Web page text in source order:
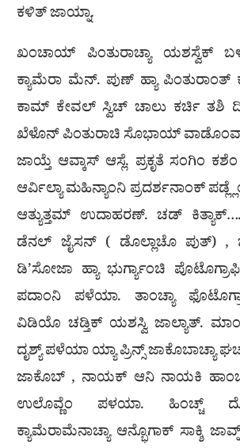
ಕಳಿತ್ ಜಾಯ್ನಾ.
ಖಂಚಾಯ್ ಪಿಂತುರಾಚ್ಯಾ ಯಶಸ್ವೆಕ್
ಕ್ಯಾಮೆರಾ ಮೆನ್. ಪುಣ್ ಹ್ಯಾ ಪಿಂತುರಾಂತ್
ಕಾಮ್ ಕೇವಲ್ ಸ್ವಿಚ್ ಚಾಲು ಕರ್ಚಿ ತಶಿ
ಖೆಳೊನ್ ಪಿಂತುರಾಚಿ ಸೊಭಾಯ್
ಜಾಯ್ತೆ ಆವ್ಕಾಸ್ ಆಸ್ಲೆ. ಪ್ರಕೃತೆ ಸಂಗಿಂ
ಆರ್ವಿಲ್ಯಾ ಮಹಿನ್ಯಾಂನಿ ಪ್ರದರ್ಶನಾಂಕ್
ಆತ್ಯುತ್ತಮ್ ಉದಾಹರಣ್. ಚಡ್
ಡೆನಲ್ ಜೈಸನ್ ( ಡೊಲ್ಲಾಚೊ
ಡಿ’ಸೋಜಾ ಹ್ಯಾ ಭುರ್ಗ್ಯಾಂಚಿ
ಪದಾಂನಿ ಪಳೆಯಾ. ತಾಂಚ್ಯಾ
ವಿಡಿಯೊ ಚಡ್ತಿಕ್ ಯಶಸ್ವಿ ಜಾಲ್ಯಾತ್.
ದೃಶ್ಯ್ ಪಳೆಯಾ ಯ್ಯಾ ಪ್ರಿನ್ಸ್ ಜಾಕೊಬಾಚ್ಯಾ
ಜಾಕೊಬ್ , ನಾಯಕ್ ಆನಿ ನಾಯಕಿ
ಉಲೊವ್ಣೆಂ ಪಳಯಾ. ಹಿಂಚ್ಚ್
ಕ್ಯಾಮೆರಾಮೆನಾಚ್ಯಾ ಆನ್ಭೊಗಾಕ್ ಸಾಕ್ಶಿ